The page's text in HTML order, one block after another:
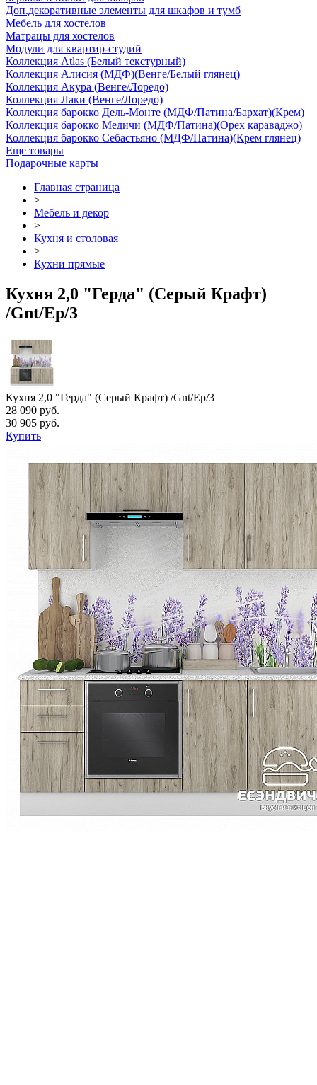
Доп.декоративные элементы для шкафов и тумб
Мебель для хостелов
Матрацы для хостелов
Модули для квартир-студий
Коллекция Atlas (Белый текстурный)
Коллекция Алисия (МДФ)(Венге/Белый глянец)
Коллекция Акура (Венге/Лоредо)
Коллекция Лаки (Венге/Лоредо)
Коллекция барокко Дель-Монте (МДФ/Патина/Бархат)(Крем)
Коллекция барокко Медичи (МДФ/Патина)(Орех караваджо)
Коллекция барокко Себастьяно (МДФ/Патина)(Крем глянец)
Еще товары
Подарочные карты
Главная страница
>
Мебель и декор
>
Кухня и столовая
>
Кухни прямые
Кухня 2,0 "Герда" (Серый Крафт)
/Gnt/Ep/3
Кухня 2,0 "Герда" (Серый Крафт) /Gnt/Ep/3
28 090 руб.
30 905 руб.
Купить